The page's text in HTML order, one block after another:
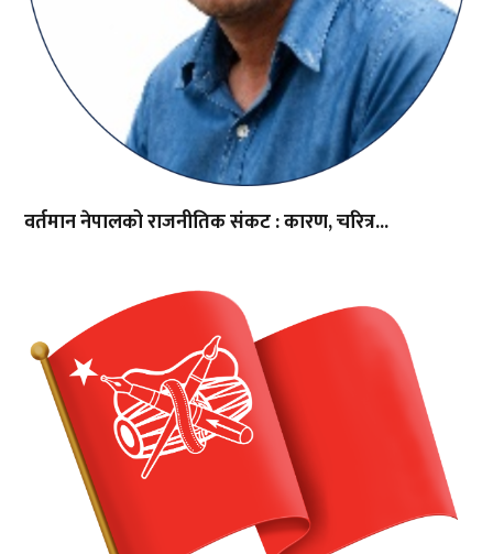
वर्तमान नेपालको राजनीतिक संकट : कारण, चरित्र...